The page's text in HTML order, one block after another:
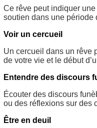
Ce rêve peut indiquer
soutien dans une période
Voir un cercueil
Un cercueil dans un rêve
de votre vie et le début
Entendre des discours
Écouter des discours
ou des réflexions sur des
Être en deuil